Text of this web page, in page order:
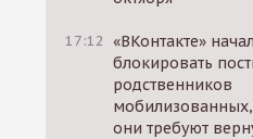
17:12 «ВКонтакте» начал
блокировать
родственников
они требуют